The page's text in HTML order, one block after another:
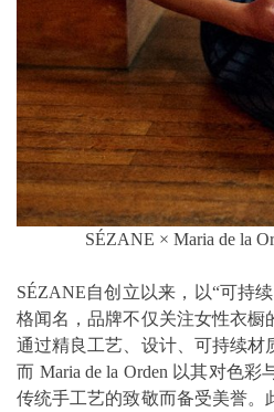
SÉZANE × Maria de la
SÉZANE自创立以来，以“可持
格闻名，品牌不仅关注女性衣橱
通过精良工艺、设计、可持续材
而 Maria de la Orden 以其对色
传统手工艺的致敬而备受美誉。